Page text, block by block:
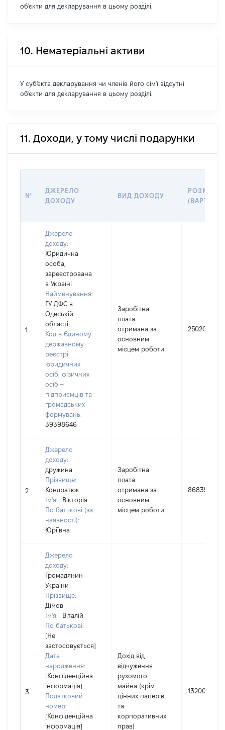
об'єкти для декларування в цьому розділі.
10. Нематеріальні активи
У суб'єкта декларування чи членів його сім'ї відсутні
об'єкти для декларування в цьому розділі.
11. Доходи, у тому числі подарунки
№
ДЖЕРЕЛО
ДОХОДУ
ВИД ДОХОДУ
РОЗМІР
1
Джерело
доходу:
Юридична
особа,
зареєстрована
в Україні
Найменування:
ГУ ДФС в
Одеській
області
Код в Єдиному
державному
реєстрі
юридичних
осіб, фізичних
осіб –
підприємців та
громадських
формувань:
39398646
Заробітна
плата
отримана за
основним
місцем роботи
250204
2
Джерело
доходу:
дружина
Прізвище:
Кондратюк
Ім'я:
Вікторія
По батькові (за
наявності):
Юріївна
Заробітна
плата
отримана за
основним
місцем роботи
86835
3
Джерело
доходу:
Громадянин
України
Прізвище:
Дімов
Ім'я:
Віталій
По батькові:
[Не
застосовується]
Дата
народження:
[Конфіденційна
інформація]
Податковий
номер:
[Конфіденційна
інформація]
Дохід від
відчуження
рухомого
майна (крім
цінних паперів
та
корпоративних
прав)
132000